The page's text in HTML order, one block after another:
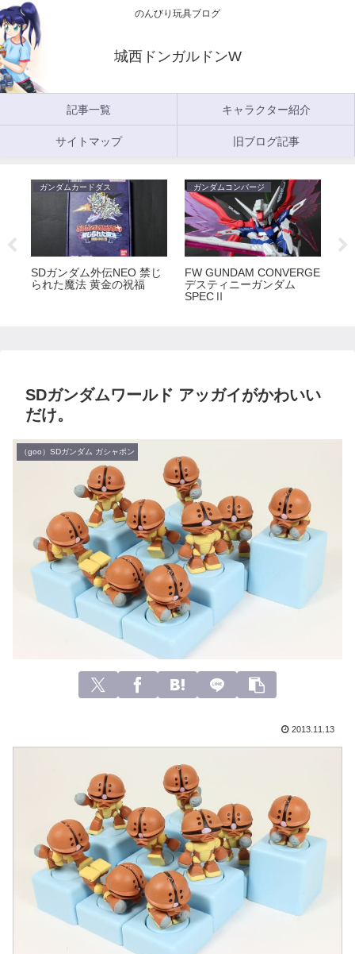
のんびり玩具ブログ
城西ドンガルドンW
記事一覧 キャラクター紹介
サイトマップ 旧ブログ記事
ガンダムカードダス
SDガンダム外伝NEO 禁じ
られた魔法 黄金の祝福
ガンダムコンバージ
FW GUNDAM CONVERGE
デスティニーガンダム
SPECⅡ
SDガンダムワールド アッガイがかわいい
だけ。
（goo）SDガンダム ガシャポン
2013.11.13